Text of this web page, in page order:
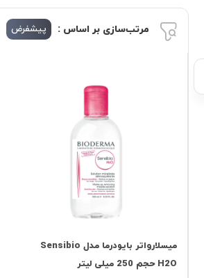
مرتب‌سازی بر اساس : پیشفرض
میسلارواتر بایودرما مدل Sensibio
H2O حجم 250 میلی لیتر